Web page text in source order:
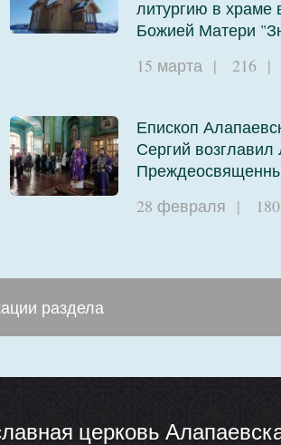
литургию в храме
Божией Матери
15 марта | 216 |
Епископ
Сергий возглавил
28 февраля | 180
раздела
церковь